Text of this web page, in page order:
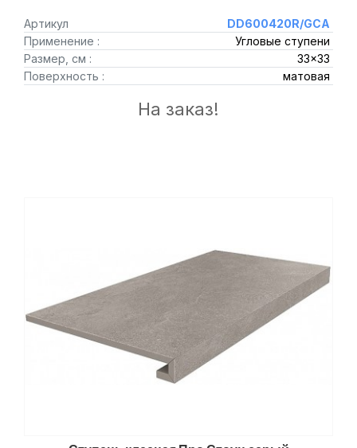
Артикул
DD600420R/GCA
Применение :
Угловые ступени
Размер, см :
33x33
Поверхность :
матовая
На заказ!